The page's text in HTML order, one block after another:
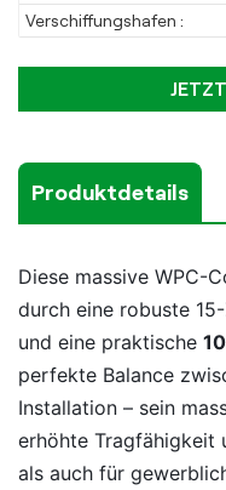
Verschiffungshafen :
Produktdetails
Diese massive WPC-
durch eine robuste
und eine praktische
perfekte Balance
Installation – sein
erhöhte Tragfähigkeit
als auch für